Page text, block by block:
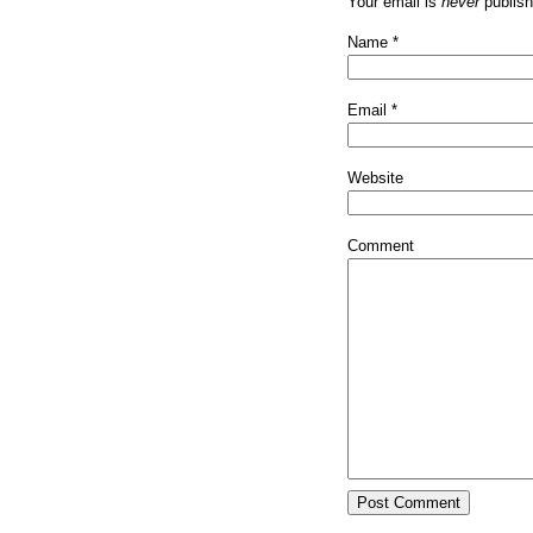
Name *
Email *
Website
Comment